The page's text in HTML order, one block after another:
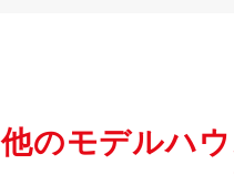
他のモデルハ